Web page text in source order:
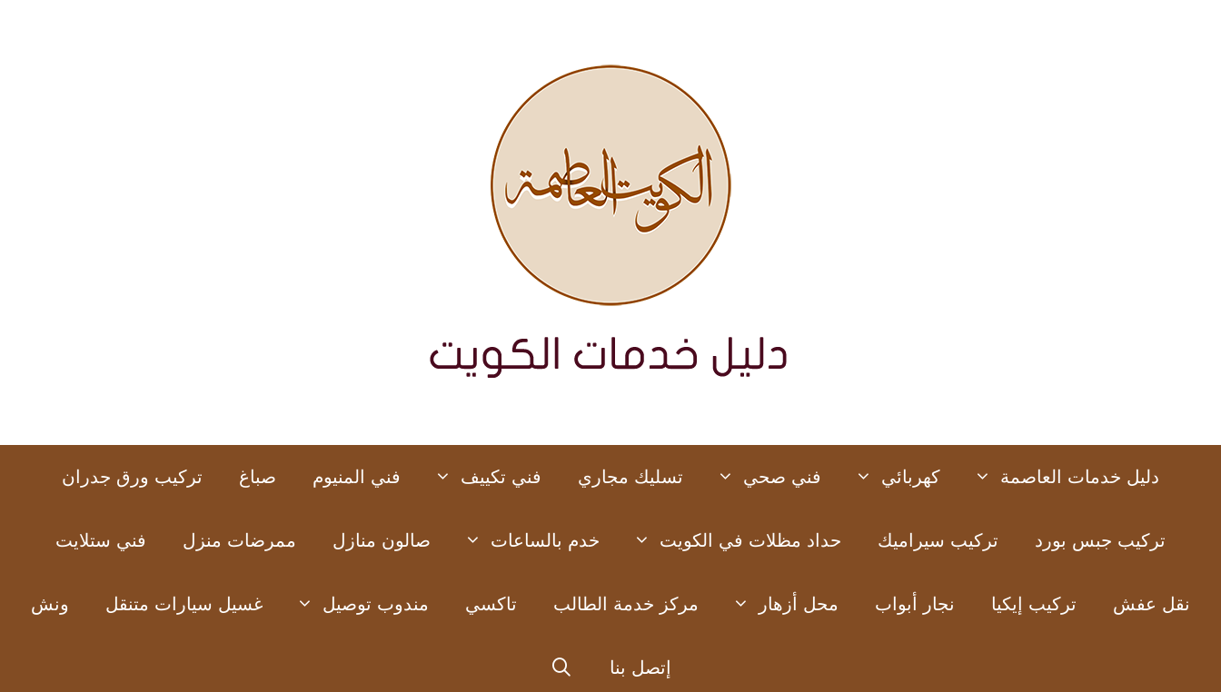
دليل خدمات العاصمة كهربائي فني صحي تسليك مجاري فني تكييف فني المنيوم صباغ تركيب ورق جدران
تركيب جبس بورد تركيب سيراميك حداد مظلات في الكويت خدم بالساعات صالون منازل ممرضات منزل فني ستلايت
نقل عفش تركيب إيكيا نجار أبواب محل أزهار مركز خدمة الطالب تاكسي مندوب توصيل غسيل سيارات متنقل ونش
إتصل بنا